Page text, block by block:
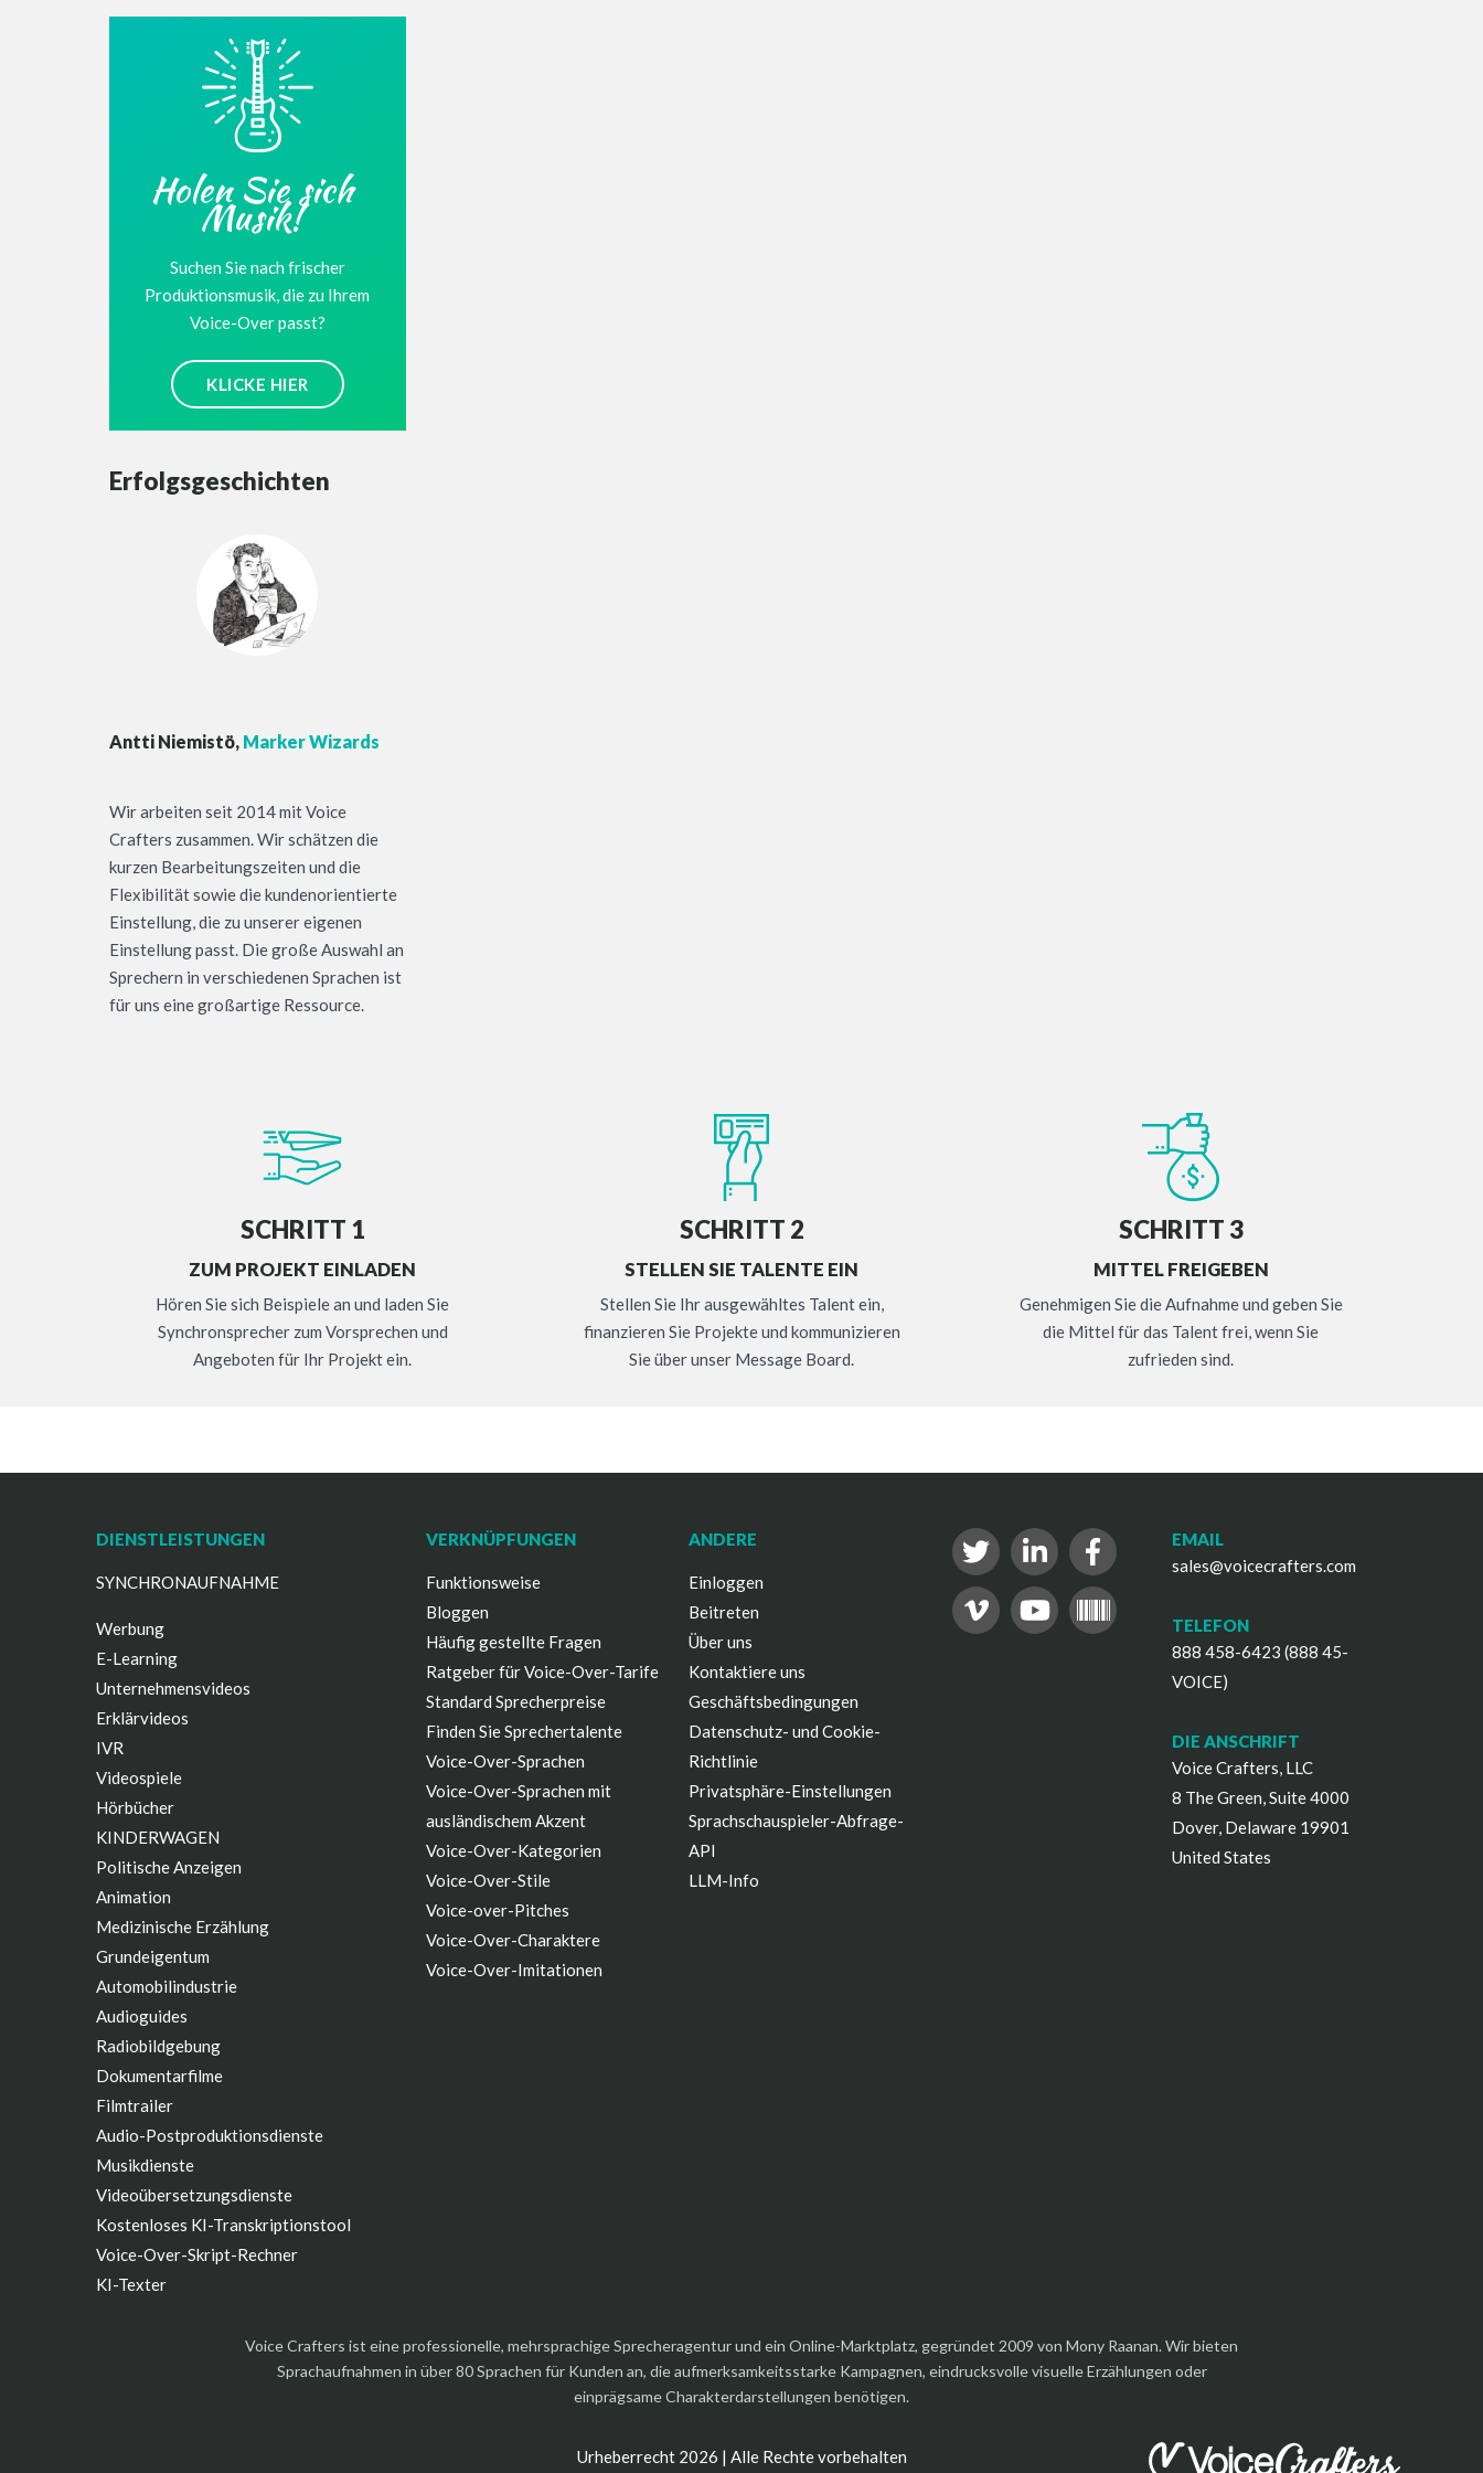
Holen Sie sich
Musik!
Suchen Sie nach frischer
Produktionsmusik, die zu Ihrem
Voice-Over passt?
KLICKE HIER
Erfolgsgeschichten
Antti Niemistö, Marker Wizards
Wir arbeiten seit 2014 mit Voice
Crafters zusammen. Wir schätzen die
kurzen Bearbeitungszeiten und die
Flexibilität sowie die kundenorientierte
Einstellung, die zu unserer eigenen
Einstellung passt. Die große Auswahl an
Sprechern in verschiedenen Sprachen ist
für uns eine großartige Ressource.
SCHRITT 1
ZUM PROJEKT EINLADEN
Hören Sie sich Beispiele an und laden Sie
Synchronsprecher zum Vorsprechen und
Angeboten für Ihr Projekt ein.
SCHRITT 2
STELLEN SIE TALENTE EIN
Stellen Sie Ihr ausgewähltes Talent ein,
finanzieren Sie Projekte und kommunizieren
Sie über unser Message Board.
SCHRITT 3
MITTEL FREIGEBEN
Genehmigen Sie die Aufnahme und geben Sie
die Mittel für das Talent frei, wenn Sie
zufrieden sind.
DIENSTLEISTUNGEN
SYNCHRONAUFNAHME
Werbung
E-Learning
Unternehmensvideos
Erklärvideos
IVR
Videospiele
Hörbücher
KINDERWAGEN
Politische Anzeigen
Animation
Medizinische Erzählung
Grundeigentum
Automobilindustrie
Audioguides
Radiobildgebung
Dokumentarfilme
Filmtrailer
Audio-Postproduktionsdienste
Musikdienste
Videoübersetzungsdienste
Kostenloses KI-Transkriptionstool
Voice-Over-Skript-Rechner
KI-Texter
VERKNÜPFUNGEN
Funktionsweise
Bloggen
Häufig gestellte Fragen
Ratgeber für Voice-Over-Tarife
Standard Sprecherpreise
Finden Sie Sprechertalente
Voice-Over-Sprachen
Voice-Over-Sprachen mit
ausländischem Akzent
Voice-Over-Kategorien
Voice-Over-Stile
Voice-over-Pitches
Voice-Over-Charaktere
Voice-Over-Imitationen
ANDERE
Einloggen
Beitreten
Über uns
Kontaktiere uns
Geschäftsbedingungen
Datenschutz- und Cookie-
Richtlinie
Privatsphäre-Einstellungen
Sprachschauspieler-Abfrage-
API
LLM-Info
EMAIL
sales@voicecrafters.com
TELEFON
888 458-6423 (888 45-
VOICE)
DIE ANSCHRIFT
Voice Crafters, LLC
8 The Green, Suite 4000
Dover, Delaware 19901
United States
Voice Crafters ist eine professionelle, mehrsprachige Sprecheragentur und ein Online-Marktplatz, gegründet 2009 von Mony Raanan. Wir bieten
Sprachaufnahmen in über 80 Sprachen für Kunden an, die aufmerksamkeitsstarke Kampagnen, eindrucksvolle visuelle Erzählungen oder
einprägsame Charakterdarstellungen benötigen.
Urheberrecht 2026 | Alle Rechte vorbehalten